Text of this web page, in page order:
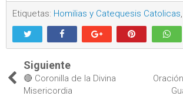
Etiquetas: Homilias y Catequesis Catolicas,
Siguiente
🔴 Coronilla de la Divina
Misericordia